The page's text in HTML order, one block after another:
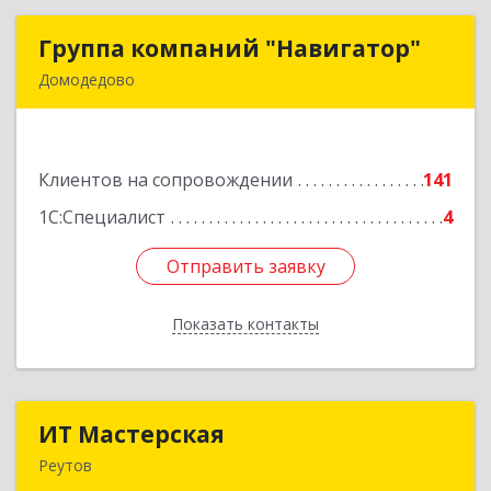
Группа компаний "Навигатор"
Домодедово
Клиентов на сопровождении
141
1С:Специалист
4
Отправить заявку
Показать контакты
Группа компаний "Навигатор"
Подробнее
Отправить заявку
Назад
ИТ Мастерская
Реутов